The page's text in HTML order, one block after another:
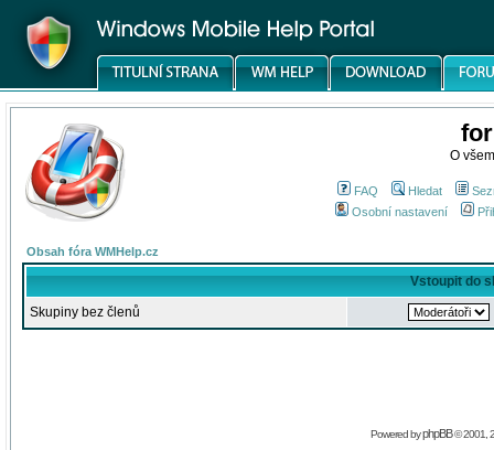
O
FAQ Hledat
Osobní nastavení
Obsah fóra WMHelp.cz
Vstoupit do
Skupiny bez členů
Powered byphpBB© 2001,